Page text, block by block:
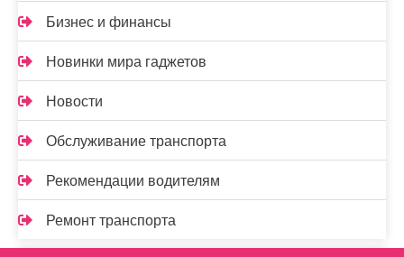
Бизнес и финансы
Новинки мира гаджетов
Новости
Обслуживание транспорта
Рекомендации водителям
Ремонт транспорта